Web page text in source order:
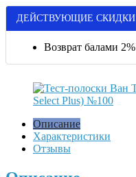
ДЕЙСТВУЮЩИЕ СКИДКИ
Возврат балами
Описание
Характеристики
Отзывы